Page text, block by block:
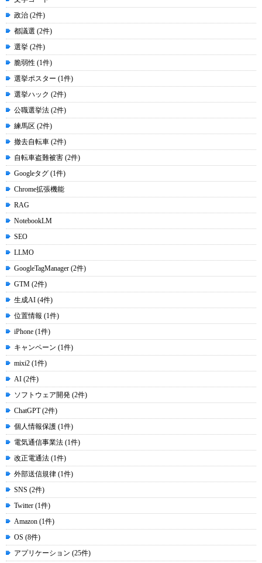
政治 (2件)
都議選 (2件)
選挙 (2件)
脆弱性 (1件)
選挙ポスター (1件)
選挙ハック (2件)
公職選挙法 (2件)
練馬区 (2件)
撤去自転車 (2件)
自転車盗難被害 (2件)
Googleタグ (1件)
Chrome拡張機能
RAG
NotebookLM
SEO
LLMO
GoogleTagManager (2件)
GTM (2件)
生成AI (4件)
位置情報 (1件)
iPhone (1件)
キャンペーン (1件)
mixi2 (1件)
AI (2件)
ソフトウェア開発 (2件)
ChatGPT (2件)
個人情報保護 (1件)
電気通信事業法 (1件)
改正電通法 (1件)
外部送信規律 (1件)
SNS (2件)
Twitter (1件)
Amazon (1件)
OS (8件)
アプリケーション (25件)